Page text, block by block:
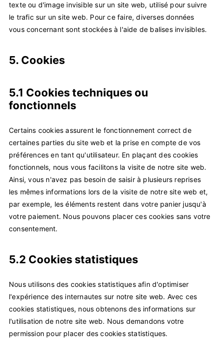
texte ou d'image invisible sur un site web, utilisé pour suivre
le trafic sur un site web. Pour ce faire, diverses données
vous concernant sont stockées à l'aide de balises invisibles.
5. Cookies
5.1 Cookies techniques ou
fonctionnels
Certains cookies assurent le fonctionnement correct de
certaines parties du site web et la prise en compte de vos
préférences en tant qu'utilisateur. En plaçant des cookies
fonctionnels, nous vous facilitons la visite de notre site web.
Ainsi, vous n'avez pas besoin de saisir à plusieurs reprises
les mêmes informations lors de la visite de notre site web et,
par exemple, les éléments restent dans votre panier jusqu'à
votre paiement. Nous pouvons placer ces cookies sans votre
consentement.
5.2 Cookies statistiques
Nous utilisons des cookies statistiques afin d'optimiser
l'expérience des internautes sur notre site web. Avec ces
cookies statistiques, nous obtenons des informations sur
l'utilisation de notre site web. Nous demandons votre
permission pour placer des cookies statistiques.